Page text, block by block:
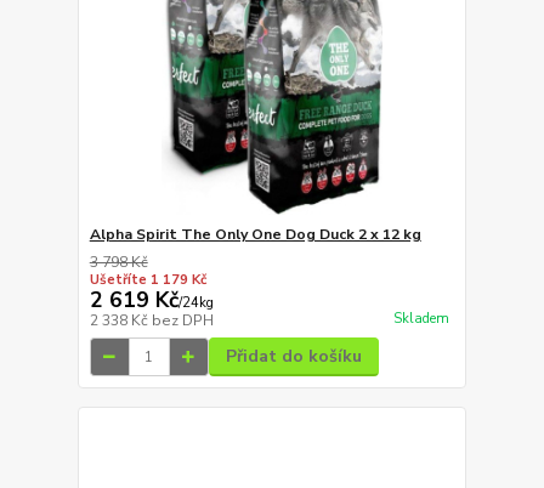
Alpha Spirit The Only One Dog Duck 2 x 12 kg
3 798 Kč
Ušetříte 1 179 Kč
2 619 Kč/24kg
2 338 Kč bez DPH Skladem
Přidat do košíku